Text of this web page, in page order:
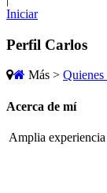
Iniciar
Perfil Carlos
Más > Quienes
Acerca de mí
Amplia